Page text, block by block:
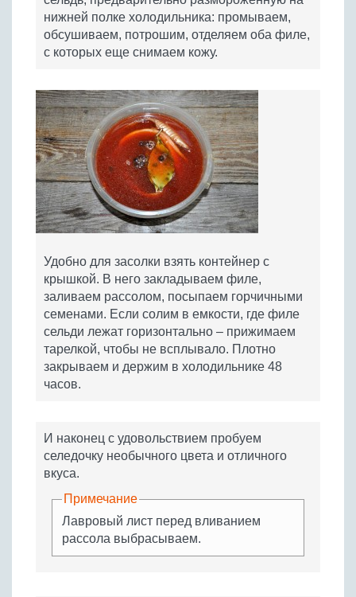
нижней полке холодильника: промываем,
обсушиваем, потрошим, отделяем оба филе,
с которых еще снимаем кожу.
Удобно для засолки взять контейнер с
крышкой. В него закладываем филе,
заливаем рассолом, посыпаем горчичными
семенами. Если солим в емкости, где филе
сельди лежат горизонтально – прижимаем
тарелкой, чтобы не всплывало. Плотно
закрываем и держим в холодильнике 48
часов.
И наконец с удовольствием пробуем
селедочку необычного цвета и отличного
вкуса.
Примечание
Лавровый лист перед вливанием
рассола выбрасываем.